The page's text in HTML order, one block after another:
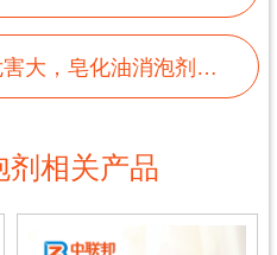
皂化油起泡危害大，皂化油消泡剂帮你解决
剂相关产品